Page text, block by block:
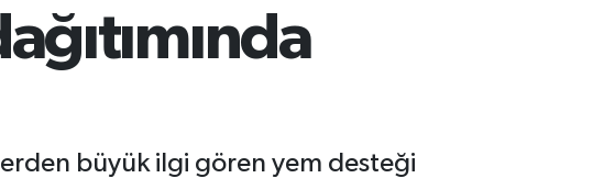
büyük ilgi gören yem desteği